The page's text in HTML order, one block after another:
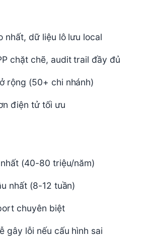
nhất, dữ liệu lô lưu local
chặt chẽ, audit trail đầy đủ
rộng (50+ chi nhánh)
điện tử tối ưu
(40-80 triệu/năm)
nhất (8-12 tuần)
chuyên biệt
gây lỗi nếu cấu hình sai